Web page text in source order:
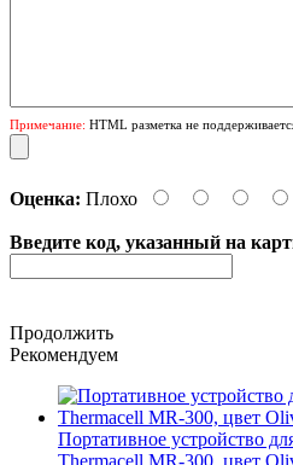
Примечание: HTML разметка не
Оценка: Плохо
Введите код, указанный на
Продолжить
Рекомендуем
Портативное устройство